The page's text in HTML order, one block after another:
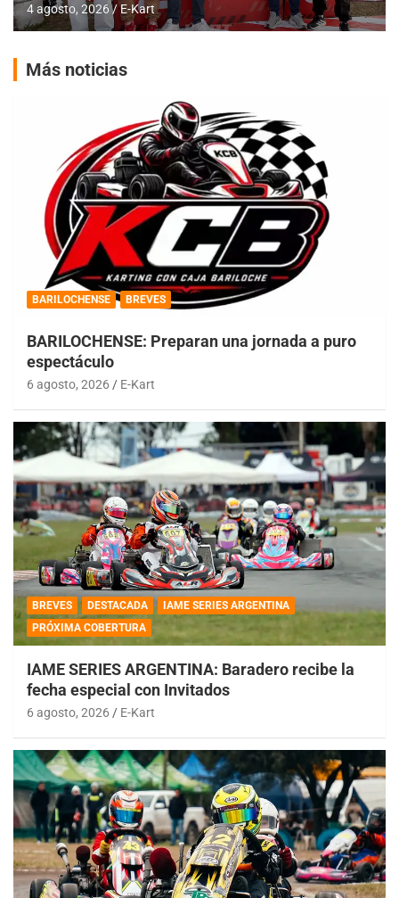
4 agosto, 2026 E-Kart
Más noticias
BARILOCHENSE BREVES
BARILOCHENSE: Preparan una jornada a puro
espectáculo
6 agosto, 2026 E-Kart
BREVES DESTACADA
IAME SERIES ARGENTINA
PRÓXIMA COBERTURA
IAME SERIES ARGENTINA: Baradero recibe la
fecha especial con Invitados
6 agosto, 2026 E-Kart